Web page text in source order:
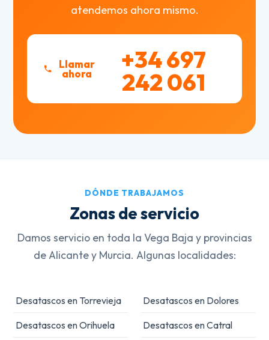
atendemos ahora mismo.
Llamar
ahora +34 697
242 061
DÓNDE TRABAJAMOS
Zonas de servicio
Damos servicio en toda la Vega Baja y provincias
de Alicante y Murcia. Algunas localidades:
Desatascos en Torrevieja
Desatascos en Orihuela
Desatascos en Dolores
Desatascos en Catral